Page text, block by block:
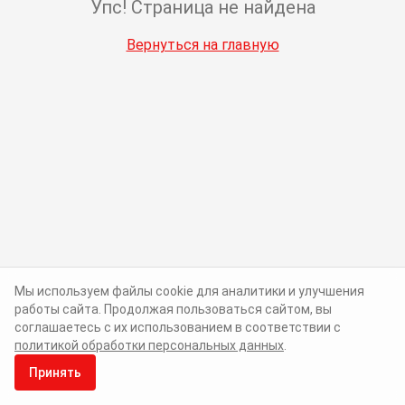
Упс! Страница не найдена
Вернуться на главную
Мы используем файлы cookie для аналитики и улучшения
работы сайта. Продолжая пользоваться сайтом, вы
соглашаетесь с их использованием в соответствии с
политикой обработки персональных данных
Принять